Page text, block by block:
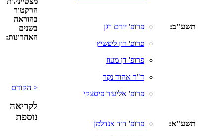
תשע"ב:
פרופ' יורם דגן
פרופ' רון ליפשיץ
פרופ' דן מעוז
ד"ר אהוד נקר
פרופ' אליעזר פיסצקי
תשע"א:
פרופ' דוד אנדלמן
הרקטור
בהוראה
בשנים
האחרונות:
< הקודם
לקריאה
נוספת